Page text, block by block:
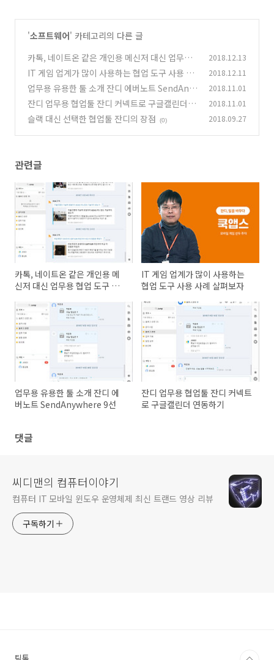
'소프트웨어' 카테고리의 다른 글
카톡, 네이트온 같은 개인용 메신저 대신 업무용
협업 도구 잔디 (0)
2018.12.13
IT 게임 업계가 많이 사용하는 협업 도구 사용 사
례 살펴보자
(1)
2018.12.11
업무용 유용한 툴 소개 잔디 에버노트 SendAny
where 9선 (1)
2018.11.01
잔디 업무용 협업툴 잔디 커넥트로 구글캘린더 연
동하기 (1)
2018.11.01
슬랙 대신 선택한 협업툴 잔디의 장점 (0) 2018.09.27
관련글
카톡, 네이트온 같은 개인용 메
신저 대신 업무용 협업 도구 잔
IT 게임 업계가 많이 사용하는
협업 도구 사용 사례 살펴보자
업무용 유용한 툴 소개 잔디 에
버노트 SendAnywhere 9선
잔디 업무용 협업툴 잔디 커넥트
로 구글캘린더 연동하기
댓글
씨디맨의 컴퓨터이야기
컴퓨터 IT 모바일 윈도우 운영체제 최신 트랜드 영상 리뷰
구독하기